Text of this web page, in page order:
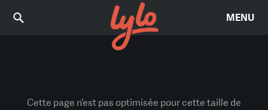
MENU
Cette page n’est pas optimisée pour cette taille de